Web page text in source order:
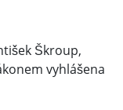
Škroup,
vyhlášena